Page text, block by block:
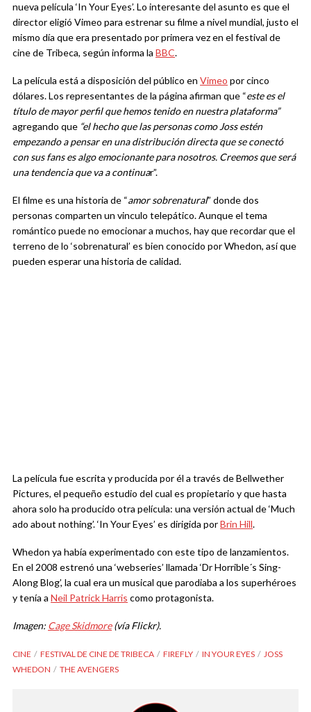
nueva película ‘In Your Eyes’. Lo interesante del asunto es que el
director eligió Vimeo para estrenar su filme a nivel mundial, justo el
mismo día que era presentado por primera vez en el festival de
cine de Tribeca, según informa la BBC.
La película está a disposición del público en Vimeo por cinco
dólares. Los representantes de la página afirman que “este es el
título de mayor perfil que hemos tenido en nuestra plataforma”
agregando que “el hecho que las personas como Joss estén
empezando a pensar en una distribución directa que se conectó
con sus fans es algo emocionante para nosotros. Creemos que será
una tendencia que va a continuar”.
El filme es una historia de “amor sobrenatural” donde dos
personas comparten un vinculo telepático. Aunque el tema
romántico puede no emocionar a muchos, hay que recordar que el
terreno de lo ‘sobrenatural’ es bien conocido por Whedon, así que
pueden esperar una historia de calidad.
La película fue escrita y producida por él a través de Bellwether
Pictures, el pequeño estudio del cual es propietario y que hasta
ahora solo ha producido otra película: una versión actual de ‘Much
ado about nothing’. ‘In Your Eyes’ es dirigida porBrin Hill.
Whedon ya había experimentado con este tipo de lanzamientos.
En el 2008 estrenó una ‘webseries’ llamada ‘Dr Horrible´s Sing-
Along Blog’, la cual era un musical que parodiaba a los superhéroes
y tenía a Neil Patrick Harris como protagonista.
Imagen: Cage Skidmore(vía Flickr).
CINE FESTIVAL DE CINE DE TRIBECA FIREFLY IN YOUR EYES
JOSS
WHEDON
THE AVENGERS